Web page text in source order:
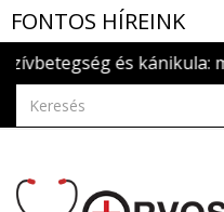
FONTOS HÍREINK
kell figyelni? 2026.aug. 3.